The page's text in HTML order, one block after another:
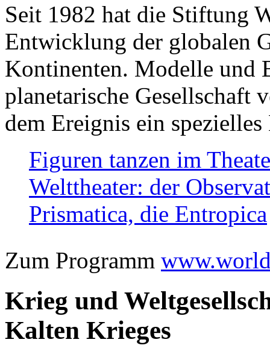
Seit 1982 hat die Stiftung
Entwicklung der globalen
Kontinenten. Modelle und
planetarische Gesellschaft
dem Ereignis ein
Figuren tanzen im
Welttheater: der
Prismatica, die Entropica
Zum Programm
Krieg und
Kalten Krieges